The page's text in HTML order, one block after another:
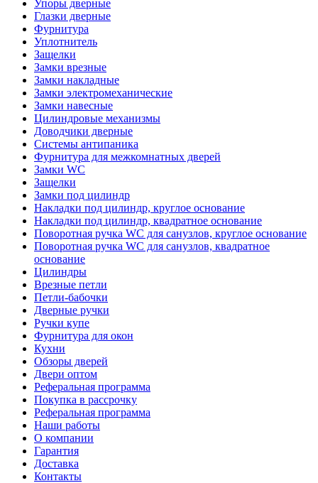
Упоры дверные
Глазки дверные
Фурнитура
Уплотнитель
Защелки
Замки врезные
Замки накладные
Замки электромеханические
Замки навесные
Цилиндровые механизмы
Доводчики дверные
Системы антипаника
Фурнитура для межкомнатных дверей
Замки WC
Защелки
Замки под цилиндр
Накладки под цилиндр, круглое основание
Накладки под цилиндр, квадратное основание
Поворотная ручка WC для санузлов, круглое основание
Поворотная ручка WC для санузлов, квадратное
основание
Цилиндры
Врезные петли
Петли-бабочки
Дверные ручки
Ручки купе
Фурнитура для окон
Кухни
Обзоры дверей
Двери оптом
Реферальная программа
Покупка в рассрочку
Реферальная программа
Наши работы
О компании
Гарантия
Доставка
Контакты